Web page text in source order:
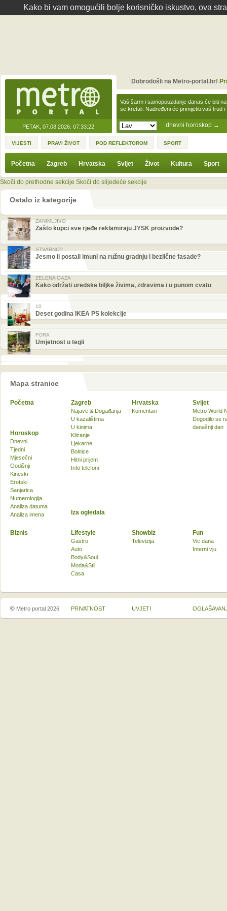
Kako bi vam omogućili bolje korisničko iskustvo, ova
PETAK, 07.08.2026. 07:33:22 dnevni horoskop →
Vaš šarm i samopouzdanje danas će biti
se kretali. Nadređeni će primijetiti vaš trud
Dobrodošli na Metro-portal.hr!
VIJESTI PRAVI ŽIVOT POD REFLEKTOROM SPORT
Početna Zagreb Hrvatska Svijet Život Kultura Sport
Skoči do prethodne sekcije Skoči do slijedeće sekcije
Ostalo iz kategorije
ZANIMLJIVO
Zašto kupci sve rjeđe reklamiraju JYSK proizvode?
STVARNO?
Jesmo li postali imuni na ružnu gradnju i bezlične fasade?
ZELENA OAZA
Kako održati uredske biljke živima, zdravima i u punom cvatu
10
Deset godina IKEA PS kolekcije
FORA
Umjetnost u tegli
Mapa stranice
Početna Zagreb
Najave & Događanja
U kazalištima
U kinima
Klizanje
Ljekarne
Bolnice
Hitni prijem
Info telefoni
Hrvatska
Komentari
Svijet
Metro World
Dogodilo se
današnji dan
Biznis Lifestyle
Gastro
Auto
Body&Soul
Moda&Stil
Casa
Showbiz
Televizija
Fun
Vic dana
Interni vju
Horoskop
Dnevni
Tjedni
Mjesečni
Godišnji
Kineski
Erotski
Sanjarica
Numerologija
Analiza datuma
Analiza imena
Iza ogledala
© Metro portal 2026 PRIVATNOST UVJETI